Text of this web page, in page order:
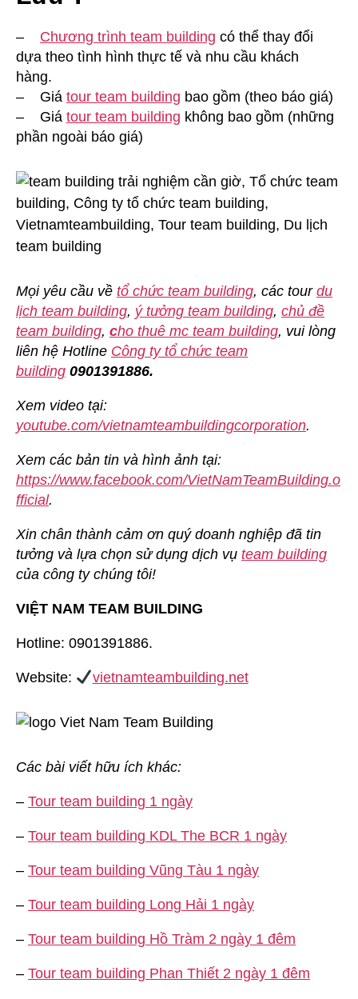
– Chương trình team building có thể thay đổi
dựa theo tình hình thực tế và nhu cầu khách
hàng.
– Giá tour team building bao gồm (theo báo giá)
– Giá tour team building không bao gồm (những
phần ngoài báo giá)
Mọi yêu cầu về tổ chức team building, các tour du
lịch team building, ý tưởng team building, chủ đề
team building, cho thuê mc team building, vui lòng
liên hệ Hotline Công ty tổ chức team
building 0901391886.
Xem video tại:
youtube.com/vietnamteambuildingcorporation.
Xem các bản tin và hình ảnh tại:
https://www.facebook.com/VietNamTeamBuilding.o
fficial.
Xin chân thành cảm ơn quý doanh nghiệp đã tin
tưởng và lựa chọn sử dụng dịch vụ team building
của công ty chúng tôi!
VIỆT NAM TEAM BUILDING
Hotline: 0901391886.
Website: vietnamteambuilding.net
Các bài viết hữu ích khác:
– Tour team building 1 ngày
– Tour team building KDL The BCR 1 ngày
– Tour team building Vũng Tàu 1 ngày
– Tour team building Long Hải 1 ngày
– Tour team building Hồ Tràm 2 ngày 1 đêm
– Tour team building Phan Thiết 2 ngày 1 đêm